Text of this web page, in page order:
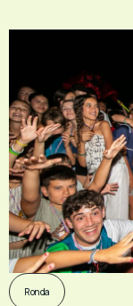
Ronda